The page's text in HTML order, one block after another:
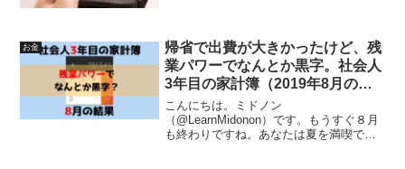
お金
帰省で出費が大きかったけど、残
業パワーでなんとか黒字。社会人
3年目の家計簿（2019年8月の結
果）
こんにちは。ミドノン
（@LearnMidonon）です。もうすぐ８月
も終わりですね。あなたは夏を満喫でき